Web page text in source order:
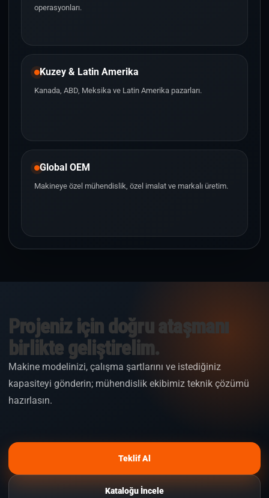
operasyonları.
Kuzey & Latin Amerika
Kanada, ABD, Meksika ve Latin Amerika pazarları.
Global OEM
Makineye özel mühendislik, özel imalat ve markalı üretim.
Projeniz için doğru ataşmanı
birlikte geliştirelim.
Makine modelinizi, çalışma şartlarını ve istediğiniz
kapasiteyi gönderin; mühendislik ekibimiz teknik çözümü
hazırlasın.
Teklif Al
Kataloğu İncele